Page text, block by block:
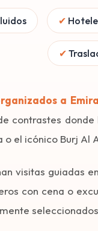
✔
✔
a
contrastes
el icónico Burj Al
visitas guiadas
con cena o